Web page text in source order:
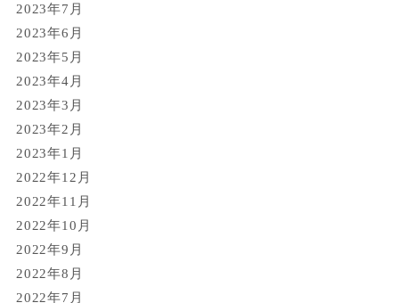
2023年7月
2023年6月
2023年5月
2023年4月
2023年3月
2023年2月
2023年1月
2022年12月
2022年11月
2022年10月
2022年9月
2022年8月
2022年7月